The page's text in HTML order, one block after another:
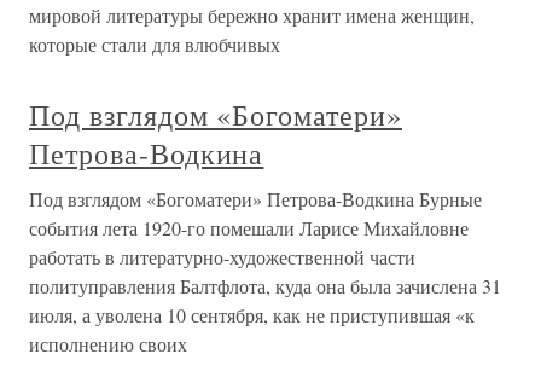
мировой литературы бережно хранит имена женщин,
которые стали для влюбчивых
Под взглядом «Богоматери»
Петрова-Водкина
Под взглядом «Богоматери» Петрова-Водкина Бурные
события лета 1920-го помешали Ларисе Михайловне
работать в литературно-художественной части
политуправления Балтфлота, куда она была зачислена 31
июля, а уволена 10 сентября, как не приступившая «к
исполнению своих